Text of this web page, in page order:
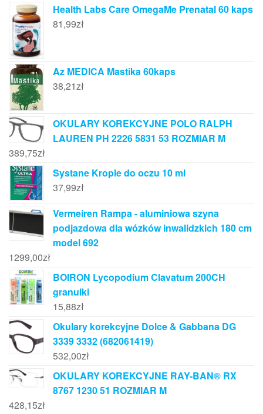
Health Labs Care OmegaMe Prenatal 60 kaps
81,99zł
Az MEDICA Mastika 60kaps
38,21zł
OKULARY KOREKCYJNE POLO RALPH
LAUREN PH 2226 5831 53 ROZMIAR M
389,75zł
Systane Krople do oczu 10 ml
37,99zł
Vermeiren Rampa - aluminiowa szyna
podjazdowa dla wózków inwalidzkich 180 cm
model 692
1299,00zł
BOIRON Lycopodium Clavatum 200CH
granulki
15,88zł
Okulary korekcyjne Dolce & Gabbana DG
3339 3332 (682061419)
532,00zł
OKULARY KOREKCYJNE RAY-BAN® RX
8767 1230 51 ROZMIAR M
428,15zł